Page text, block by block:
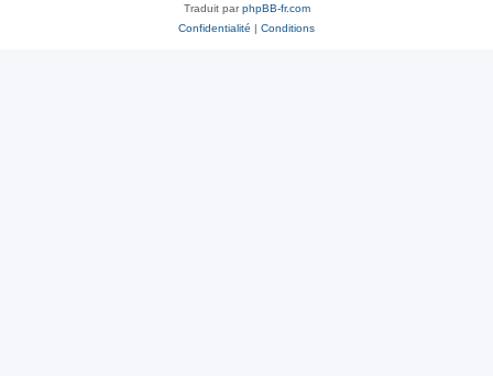
Traduit parphpBB-fr.com
Confidentialité | Conditions